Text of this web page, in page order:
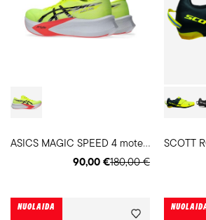
A
SICS MAGIC SPEED 4 moteriški bėgimo batai
180,00 €
90,00 €
NUOLAIDA NUOLAIDA